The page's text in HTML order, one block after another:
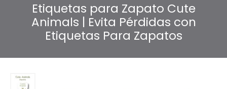
Etiquetas para Zapato Cute
Animals | Evita Pérdidas con
Etiquetas Para Zapatos